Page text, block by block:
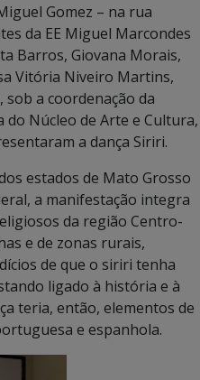
Gomez – na rua
da EE Miguel Marcondes
Barros, Giovana Morais,
Vitória Niveiro Martins,
a coordenação da
Núcleo de Arte e Cultura,
a dança Siriri.
estados de Mato Grosso
a manifestação integra
da região Centro-
e de zonas rurais,
de que o siriri tenha
ligado à história e à
teria, então, elementos de
e espanhola.